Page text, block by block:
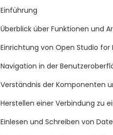
Einführung
Überblick über Funktionen und
Einrichtung von Open Studio for
Navigation in der
Verständnis der Komponenten
Herstellen einer Verbindung zu
Einlesen und Schreiben von